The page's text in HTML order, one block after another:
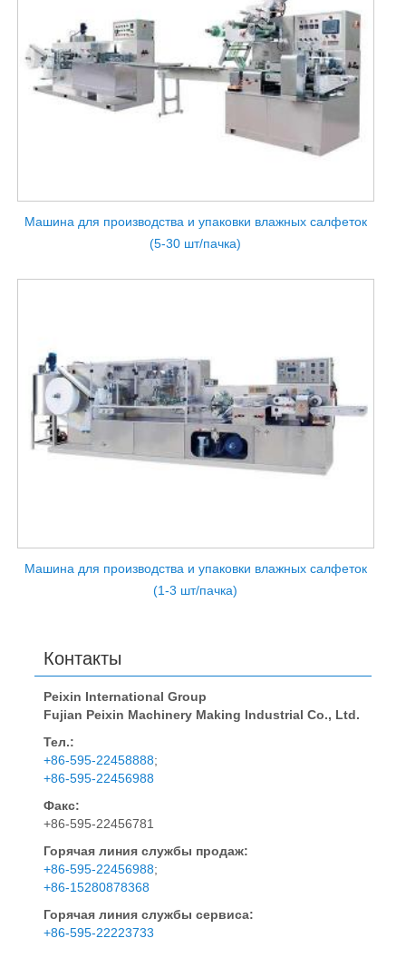
Машина для производства и упаковки влажных салфеток
(5-30 шт/пачка)
Машина для производства и упаковки влажных салфеток
(1-3 шт/пачка)
Контакты
Peixin International Group
Fujian Peixin Machinery Making Industrial Co., Ltd.
Тел.:
+86-595-22458888;
+86-595-22456988
Факс:
+86-595-22456781
Горячая линия службы продаж:
+86-595-22456988;
+86-15280878368
Горячая линия службы сервиса:
+86-595-22223733